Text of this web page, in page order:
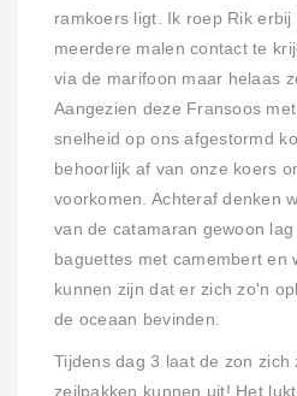
ramkoers ligt. Ik roep Rik erbij
meerdere malen contact te
via de marifoon maar helaas
Aangezien deze Fransoos
snelheid op ons afgestormd
behoorlijk af van onze koers
voorkomen. Achteraf denken
van de catamaran gewoon
baguettes met camembert en
kunnen zijn dat er zich zo'n
de oceaan bevinden.
Tijdens dag 3 laat de zon zich
zeilpakken kunnen uit! Het